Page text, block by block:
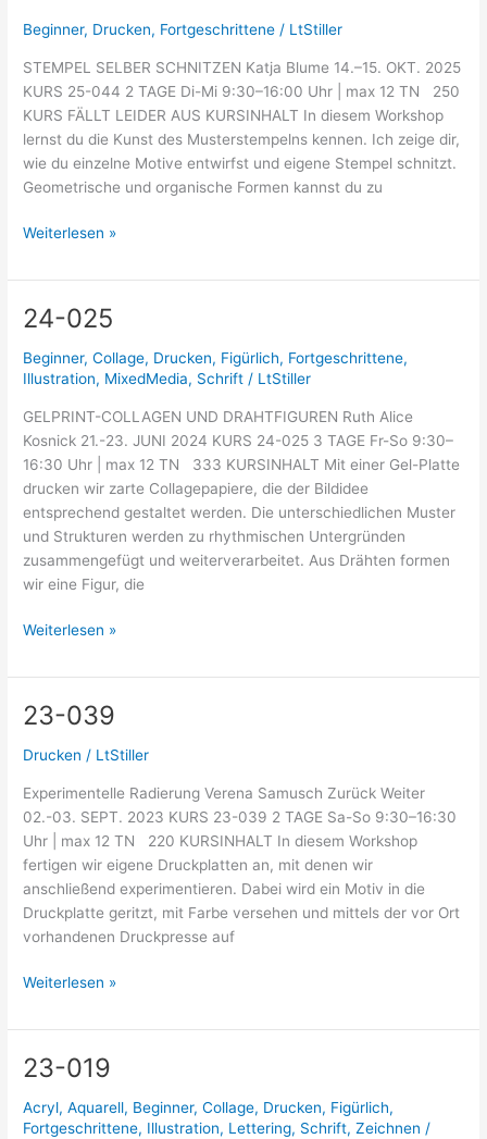
Beginner, Drucken, Fortgeschrittene / LtStiller
STEMPEL SELBER SCHNITZEN Katja Blume 14.–15. OKT. 2025
KURS 25-044 2 TAGE Di-Mi 9:30–16:00 Uhr | max 12 TN 250
KURS FÄLLT LEIDER AUS KURSINHALT In diesem Workshop
lernst du die Kunst des Musterstempelns kennen. Ich zeige dir,
wie du einzelne Motive entwirfst und eigene Stempel schnitzt.
Geometrische und organische Formen kannst du zu
Weiterlesen »
24-025
Beginner,Collage, Drucken, Figürlich, Fortgeschrittene,
Illustration, MixedMedia, Schrift / LtStiller
GELPRINT-COLLAGEN UND DRAHTFIGUREN Ruth Alice
Kosnick 21.-23. JUNI 2024 KURS 24-025 3 TAGE Fr-So 9:30–
16:30 Uhr | max 12 TN 333 KURSINHALT Mit einer Gel-Platte
drucken wir zarte Collagepapiere, die der Bildidee
entsprechend gestaltet werden. Die unterschiedlichen Muster
und Strukturen werden zu rhythmischen Untergründen
zusammengefügt und weiterverarbeitet. Aus Drähten formen
wir eine Figur, die
24-
Weiterlesen »
23-039
Drucken / LtStiller
Experimentelle Radierung Verena Samusch Zurück Weiter
02.-03. SEPT. 2023 KURS 23-039 2 TAGE Sa-So 9:30–16:30
Uhr | max 12 TN 220 KURSINHALT In diesem Workshop
fertigen wir eigene Druckplatten an, mit denen wir
anschließend experimentieren. Dabei wird ein Motiv in die
Druckplatte geritzt, mit Farbe versehen und mittels der vor Ort
vorhandenen Druckpresse auf
23-
Weiterlesen »
23-019
Acryl,Aquarell, Beginner,Collage, Drucken, Figürlich,
Fortgeschrittene, Illustration, Lettering, Schrift,Zeichnen /
23-